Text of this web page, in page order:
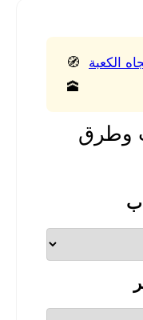
الكعبة
🧭
🕋
وطرق